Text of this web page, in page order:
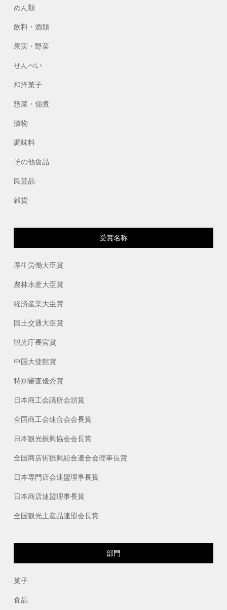
めん類
飲料・酒類
果実・野菜
せんべい
和洋菓子
惣菜・佃煮
漬物
調味料
その他食品
民芸品
雑貨
受賞名称
厚生労働大臣賞
農林水産大臣賞
経済産業大臣賞
国土交通大臣賞
観光庁長官賞
中国大使館賞
特別審査優秀賞
日本商工会議所会頭賞
全国商工会連合会会長賞
日本観光振興協会会長賞
全国商店街振興組合連合会理事長賞
日本専門店会連盟理事長賞
日本商店連盟理事長賞
全国観光土産品連盟会長賞
部門
菓子
食品